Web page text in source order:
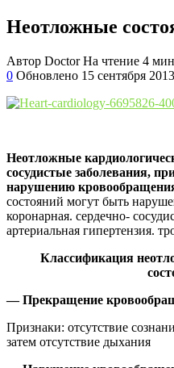
Неотложные
Автор Doctor На чтение 4 мин
0 Обновлено 15 сентября 2013
Неотложные
сосудистые заболевания,
нарушению
состояний могут быть
коронарная. сердечно-
артериальная гипертензия.
Классификация
— Прекращение
Признаки: отсутствие
затем отсутствие дыхания